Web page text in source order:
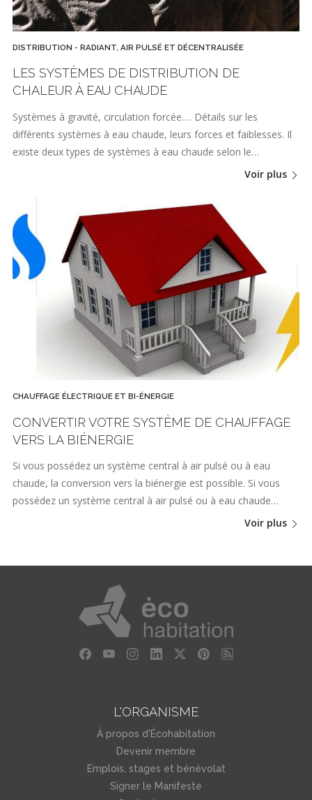
DISTRIBUTION - RADIANT, AIR PULSÉ ET DÉCENTRALISÉE
LES SYSTÈMES DE DISTRIBUTION DE
CHALEUR À EAU CHAUDE
Systèmes à gravité, circulation forcée…. Détails sur les
différents systèmes à eau chaude, leurs forces et faiblesses. Il
existe deux types de systèmes à eau chaude selon le…
Voir plus
CHAUFFAGE ÉLECTRIQUE ET BI-ÉNERGIE
CONVERTIR VOTRE SYSTÈME DE CHAUFFAGE
VERS LA BIÉNERGIE
Si vous possédez un système central à air pulsé ou à eau
chaude, la conversion vers la biénergie est possible. Si vous
possédez un système central à air pulsé ou à eau chaude…
Voir plus
L'ORGANISME
À propos d'Écohabitation
Devenir membre
Emplois, stages et bénévolat
Signer le Manifeste